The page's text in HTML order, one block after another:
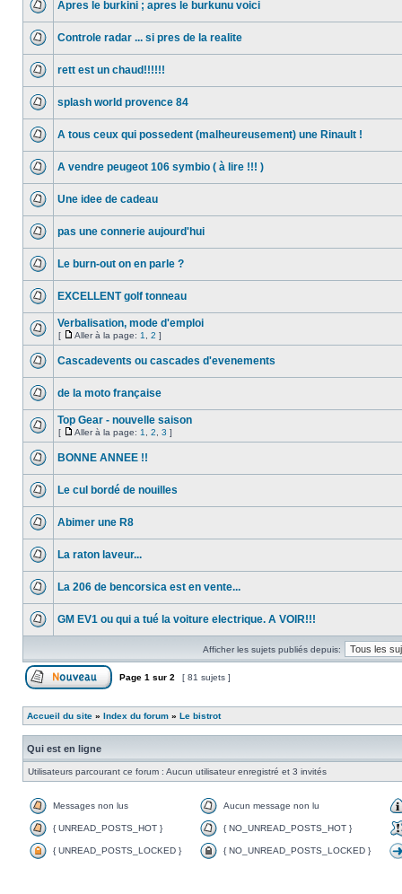
Apres le burkini ; apres le burkunu voici
Controle radar ... si pres de la realite
rett est un chaud!!!!!!
splash world provence 84
A tous ceux qui possedent (malheureusement) une Rinault !
A vendre peugeot 106 symbio ( à lire !!! )
Une idee de cadeau
pas une connerie aujourd'hui
Le burn-out on en parle ?
EXCELLENT golf tonneau
Verbalisation, mode d'emploi
[ Aller à la page: 1 2 ]
Cascadevents ou cascades d'evenements
de la moto française
Top Gear - nouvelle saison
[ Aller à la page: 1 2 3 ]
BONNE ANNEE !!
Le cul bordé de nouilles
Abimer une R8
La raton laveur...
La 206 de bencorsica est en vente...
GM EV1 ou qui a tué la voiture electrique. A VOIR!!!
Afficher les sujets publiés depuis:
Page 1 sur 2 [ 81 sujets ]
Accueil du site » Index du forum » Le bistrot
Qui est en ligne
Utilisateurs parcourant ce forum : Aucun utilisateur enregistré et 3 invités
Messages non lus Aucun message non lu
{ UNREAD_POSTS_HOT } { NO_UNREAD_POSTS_HOT }
{ UNREAD_POSTS_LOCKED } { NO_UNREAD_POSTS_LOCKED }